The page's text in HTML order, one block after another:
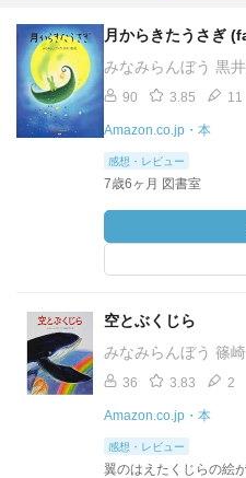
月からきたうさぎ
みなみらんぼう 黒
90 3.85 11
Amazon.co.jp・本
感想・レビュー
7歳6ヶ月 図書室
空とぶくじら
みなみらんぼう 篠
36 3.83 2
Amazon.co.jp・本
感想・レビュー
翼のはえたくじらの絵